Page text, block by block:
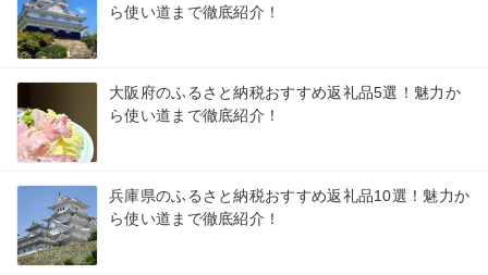
ら使い道まで徹底紹介！
大阪府のふるさと納税おすすめ返礼品5選！魅力か
ら使い道まで徹底紹介！
兵庫県のふるさと納税おすすめ返礼品10選！魅力か
ら使い道まで徹底紹介！